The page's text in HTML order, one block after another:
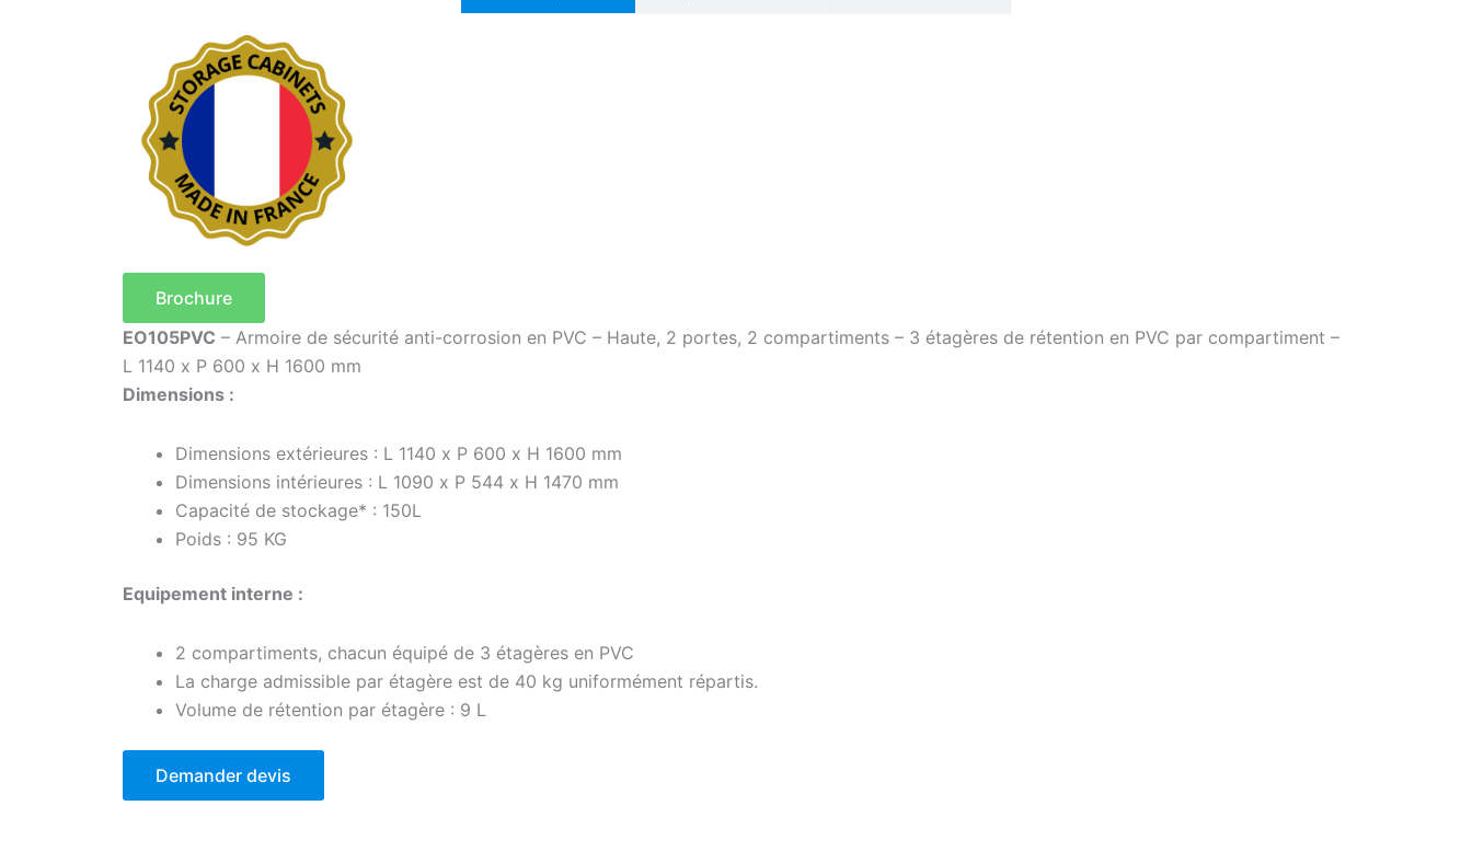
Brochure
EO105PVC – Armoire de sécurité anti-corrosion en PVC – Haute, 2 portes, 2 compartiments – 3 étagères de rétention en PVC par compartiment –
L 1140 x P 600 x H 1600 mm
Dimensions :
Dimensions extérieures : L 1140 x P 600 x H 1600 mm
Dimensions intérieures : L 1090 x P 544 x H 1470 mm
Capacité de stockage* : 150L
Poids : 95 KG
Equipement interne :
2 compartiments, chacun équipé de 3 étagères en PVC
La charge admissible par étagère est de 40 kg uniformément répartis.
Volume de rétention par étagère : 9 L
Demander devis